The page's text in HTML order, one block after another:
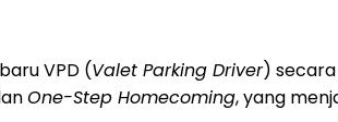
VPD (Valet Parking Driver)
One-Step Homecoming, yang